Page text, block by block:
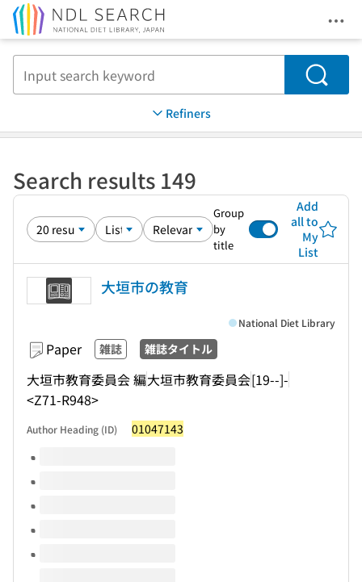
Search
Refiners
Search results 149
Group
by
title
Add
all to
My
List
大垣市の教育
Paper 雑誌 雑誌タイトル
大垣市教育委員会 編大垣市教育委員会[19--]-
<Z71-R948>
National Diet Library
Author Heading (ID) 01047143
Volumes of this title